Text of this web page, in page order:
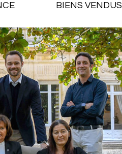
BIENS VENDUS